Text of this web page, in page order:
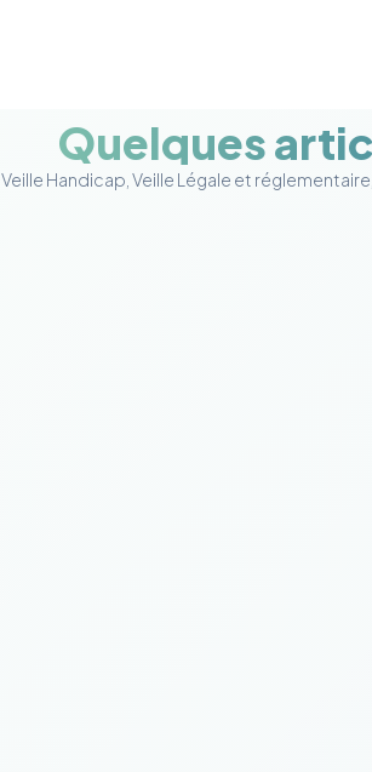
Quelques
Veille Handicap, Veille Légale et